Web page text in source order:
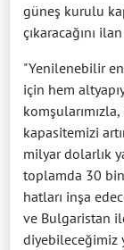
güneş kurulu
çıkaracağını
"Yenilenebilir
için hem
kapasitemizi
milyar dolarlık
toplamda 30
hatları inşa
ve Bulgaristan
diyebileceğimiz